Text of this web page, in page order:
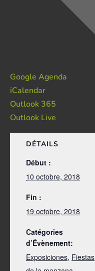
Google Agenda
iCalendar
Outlook 365
Outlook Live
DÉTAILS
Début :
10 octobre, 2018
Fin :
19 octobre, 2018
Catégories
d’Évènement:
Exposiciones, Fiestas